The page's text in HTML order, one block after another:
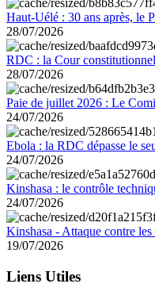
Haut-Uélé : 30 ans après, le
28/07/2026
RDC : la Cour
28/07/2026
Paie de juillet 2026 : Le
24/07/2026
Ebola : la RDC dépasse le
24/07/2026
Kinshasa : le contrôle
24/07/2026
Kinshasa - Attaque contre
19/07/2026
Liens Utiles